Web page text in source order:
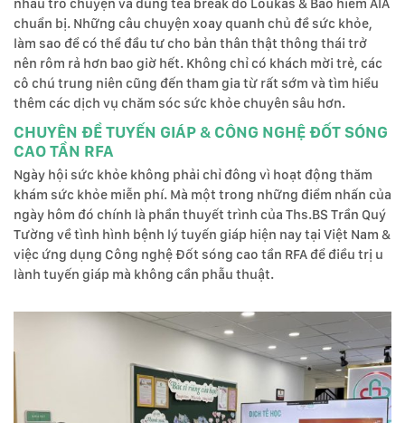
nhau trò chuyện và dùng tea break do Loukas & Bảo hiểm AIA
chuẩn bị. Những câu chuyện xoay quanh chủ đề sức khỏe,
làm sao để có thể đầu tư cho bản thân thật thông thái trở
nên rôm rả hơn bao giờ hết. Không chỉ có khách mời trẻ, các
cô chú trung niên cũng đến tham gia từ rất sớm và tìm hiểu
thêm các dịch vụ chăm sóc sức khỏe chuyên sâu hơn.
CHUYÊN ĐỀ TUYẾN GIÁP & CÔNG NGHỆ ĐỐT SÓNG
CAO TẦN RFA
Ngày hội sức khỏe không phải chỉ đông vì hoạt động thăm
khám sức khỏe miễn phí. Mà một trong những điểm nhấn của
ngày hôm đó chính là phần thuyết trình của Ths.BS Trần Quý
Tường về tình hình bệnh lý tuyến giáp hiện nay tại Việt Nam &
việc ứng dụng Công nghệ Đốt sóng cao tần RFA để điều trị u
lành tuyến giáp mà không cần phẫu thuật.